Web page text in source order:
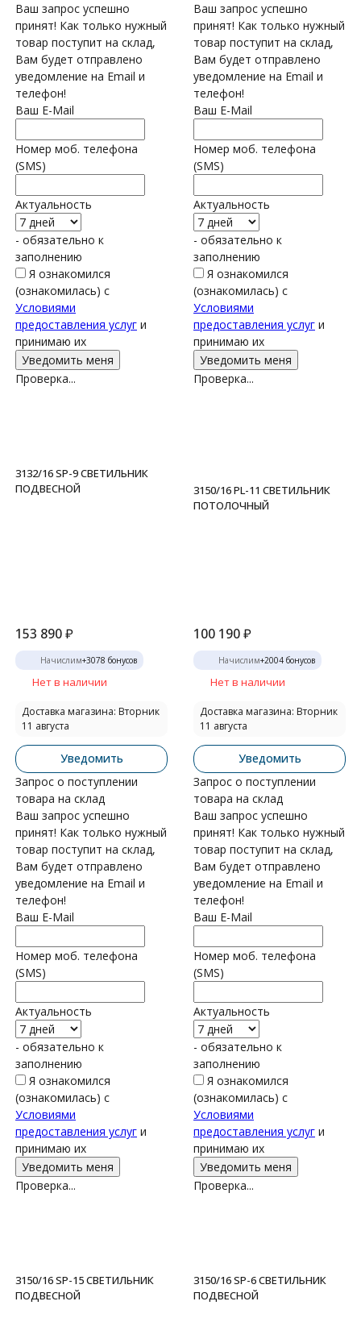
Ваш запрос успешно
принят! Как только нужный
товар поступит на склад,
Вам будет отправлено
уведомление на Email и
телефон!
Ваш E-Mail
Номер моб. телефона
(SMS)
Актуальность
- обязательно к
заполнению
Я ознакомился
(ознакомилась) с
Условиями
предоставления услуг и
принимаю их
Проверка...
Ваш запрос успешно
принят! Как только нужный
товар поступит на склад,
Вам будет отправлено
уведомление на Email и
телефон!
Ваш E-Mail
Номер моб. телефона
(SMS)
Актуальность
- обязательно к
заполнению
Я ознакомился
(ознакомилась) с
Условиями
предоставления услуг и
принимаю их
Проверка...
3132/16 SP-9 СВЕТИЛЬНИК
ПОДВЕСНОЙ
153 890₽
Начислим+3078 бонусов
Нет в наличии
Доставка магазина: Вторник
11 августа
Уведомить
Запрос о поступлении
товара на склад
Ваш запрос успешно
принят! Как только нужный
товар поступит на склад,
Вам будет отправлено
уведомление на Email и
телефон!
Ваш E-Mail
Номер моб. телефона
(SMS)
Актуальность
- обязательно к
заполнению
Я ознакомился
(ознакомилась) с
Условиями
предоставления услуг и
принимаю их
Проверка...
3150/16 PL-11 СВЕТИЛЬНИК
ПОТОЛОЧНЫЙ
100 190₽
Начислим+2004 бонусов
Нет в наличии
Доставка магазина: Вторник
11 августа
Уведомить
Запрос о поступлении
товара на склад
Ваш запрос успешно
принят! Как только нужный
товар поступит на склад,
Вам будет отправлено
уведомление на Email и
телефон!
Ваш E-Mail
Номер моб. телефона
(SMS)
Актуальность
- обязательно к
заполнению
Я ознакомился
(ознакомилась) с
Условиями
предоставления услуг и
принимаю их
Проверка...
3150/16 SP-15 СВЕТИЛЬНИК
ПОДВЕСНОЙ
3150/16 SP-6 СВЕТИЛЬНИК
ПОДВЕСНОЙ